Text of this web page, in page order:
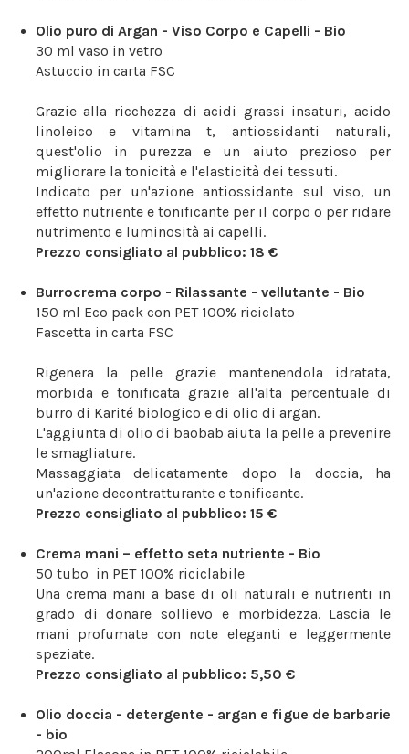
Olio puro di Argan - Viso Corpo e Capelli - Bio
30 ml vaso in vetro
Astuccio in carta FSC
Grazie alla ricchezza di acidi grassi insaturi, acido
linoleico e vitamina t, antiossidanti naturali,
quest'olio in purezza e un aiuto prezioso per
migliorare la tonicità e l'elasticità dei tessuti.
Indicato per un'azione antiossidante sul viso, un
effetto nutriente e tonificante per il corpo o per ridare
nutrimento e luminosità ai capelli.
Prezzo consigliato al pubblico: 18 €
Burrocrema corpo - Rilassante - vellutante - Bio
150 ml Eco pack con PET 100% riciclato
Fascetta in carta FSC
Rigenera la pelle grazie mantenendola idratata,
morbida e tonificata grazie all'alta percentuale di
burro di Karité biologico e di olio di argan.
L'aggiunta di olio di baobab aiuta la pelle a prevenire
le smagliature.
Massaggiata delicatamente dopo la doccia, ha
un'azione decontratturante e tonificante.
Prezzo consigliato al pubblico: 15 €
Crema mani – effetto seta nutriente - Bio
50 tubo in PET 100% riciclabile
Una crema mani a base di oli naturali e nutrienti in
grado di donare sollievo e morbidezza. Lascia le
mani profumate con note eleganti e leggermente
speziate.
Prezzo consigliato al pubblico: 5,50 €
Olio doccia - detergente - argan e figue de barbarie
- bio